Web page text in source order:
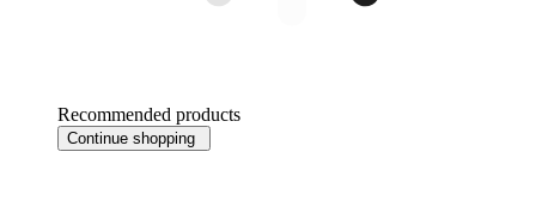
Recommended products
Continue shopping